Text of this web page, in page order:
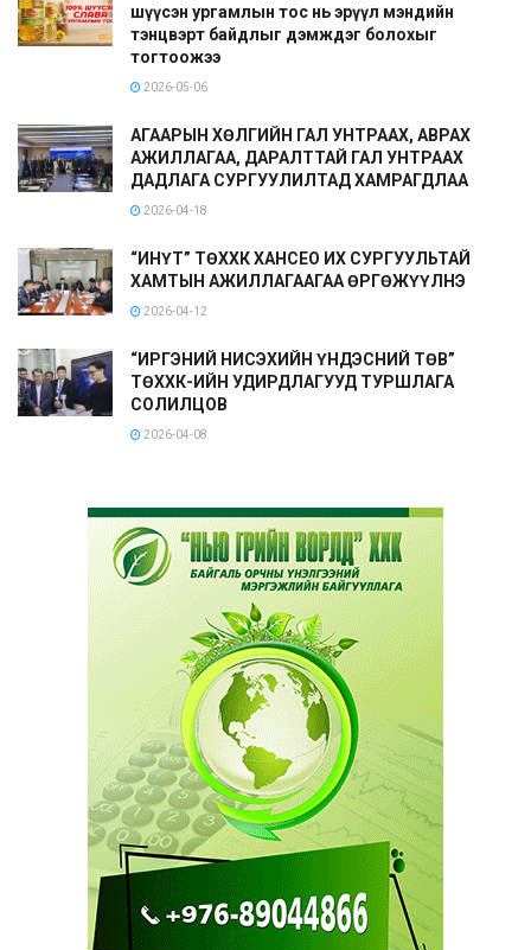
шүүсэн ургамлын тос нь эрүүл мэндийн
тэнцвэрт байдлыг дэмждэг болохыг
тогтоожээ
2026-05-06
АГААРЫН ХӨЛГИЙН ГАЛ УНТРААХ, АВРАХ
АЖИЛЛАГАА, ДАРАЛТТАЙ ГАЛ УНТРААХ
ДАДЛАГА СУРГУУЛИЛТАД ХАМРАГДЛАА
2026-04-18
“ИНҮТ” ТӨХХК ХАНСЕО ИХ СУРГУУЛЬТАЙ
ХАМТЫН АЖИЛЛАГААГАА ӨРГӨЖҮҮЛНЭ
2026-04-12
“ИРГЭНИЙ НИСЭХИЙН ҮНДЭСНИЙ ТӨВ”
ТӨХХК-ИЙН УДИРДЛАГУУД ТУРШЛАГА
СОЛИЛЦОВ
2026-04-08